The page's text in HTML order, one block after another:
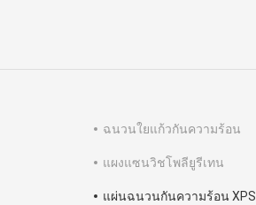
ฉนวนใยแก้วกันความร้อน
แผงแซนวิชโพลียูรีเทน
แผ่นฉนวนกันความร้อน XPS